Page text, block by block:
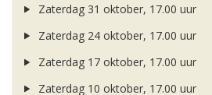
Zaterdag 31 oktober, 17.00 uur
Zaterdag 24 oktober, 17.00 uur
Zaterdag 17 oktober, 17.00 uur
Zaterdag 10 oktober, 17.00 uur